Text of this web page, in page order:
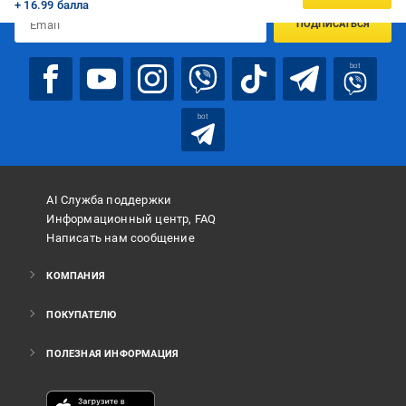
+ 16.99 балла
ПОДПИСАТЬСЯ
bot
bot
AI Служба поддержки
Информационный центр, FAQ
Написать нам сообщение
КОМПАНИЯ
ПОКУПАТЕЛЮ
ПОЛЕЗНАЯ ИНФОРМАЦИЯ